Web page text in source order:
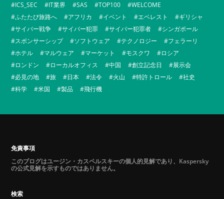
ICS_SEC
IT業界 SAS TOP100
WELCOME
ふたたび旅路へ
アフリカ イベント エベレスト
ギリシャ
サイバー戦争
サイバー犯罪 サイバー犯罪者
シンガポール
スポンサーシップ
ソフトウェア テクノロジー
フェラーリ
ホテル
マルウェア マーケット モスクワ
ロシア
ロンドン
ローカルオフィス 中国 創立記念日
展示会
必見の地
旅 日本 法令 火山 特許トロール
社史
科学
米国 製品 飛行機
免責事項
このブログはユージン・カスペルスキーの個人的見解であり、Kaspersky
の公式見解を示すものではありません。
検索